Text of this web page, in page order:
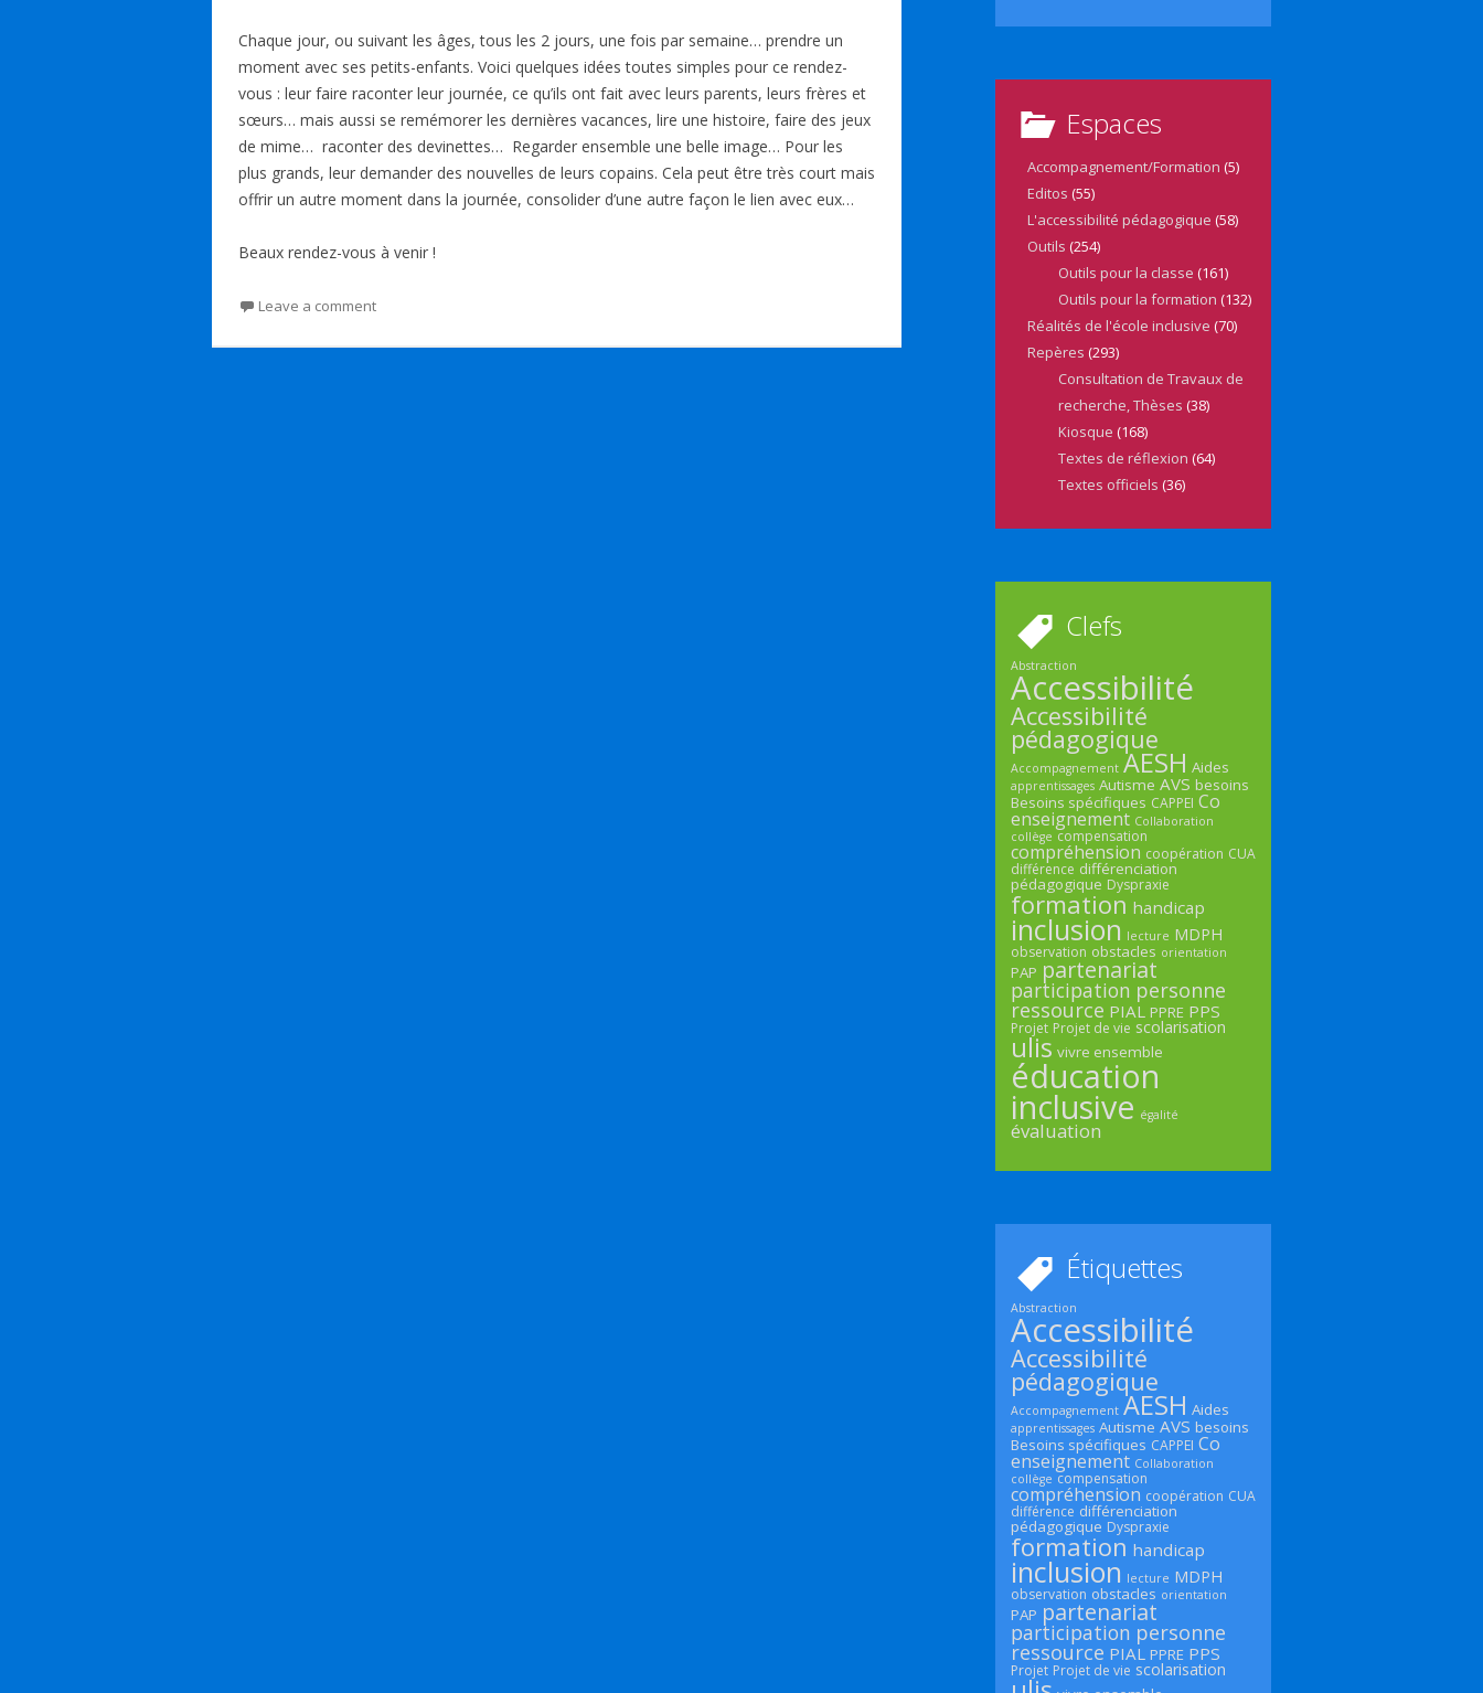
Chaque jour, ou suivant les âges, tous les 2 jours, une fois par semaine… prendre un
moment avec ses petits-enfants. Voici quelques idées toutes simples pour ce rendez-
vous : leur faire raconter leur journée, ce qu’ils ont fait avec leurs parents, leurs frères et
sœurs… mais aussi se remémorer les dernières vacances, lire une histoire, faire des jeux
de mime… raconter des devinettes… Regarder ensemble une belle image… Pour les
plus grands, leur demander des nouvelles de leurs copains. Cela peut être très court mais
offrir un autre moment dans la journée, consolider d’une autre façon le lien avec eux…
Beaux rendez-vous à venir !
Leave a comment
Espaces
Accompagnement/Formation (5)
Editos (55)
L'accessibilité pédagogique (58)
Outils (254)
Outils pour la classe (161)
Outils pour la formation (132)
Réalités de l'école inclusive (70)
Repères (293)
Consultation de Travaux de
recherche, Thèses (38)
Kiosque (168)
Textes de réflexion (64)
Textes officiels (36)
Clefs
Abstraction
Accessibilité
Accessibilité
pédagogique
Accompagnement AESH Aides
apprentissages Autisme AVS besoins
Besoins spécifiques CAPPEI Co
enseignement Collaboration
collège compensation
compréhension coopération CUA
différence différenciation
pédagogique Dyspraxie
formation handicap
inclusion lecture MDPH
observation obstacles orientation
PAP partenariat
participation personne
ressource PIAL PPRE PPS
Projet Projet de vie scolarisation
ulis vivre ensemble
éducation
inclusive égalité
évaluation
Étiquettes
Abstraction
Accessibilité
Accessibilité
pédagogique
Accompagnement AESH Aides
apprentissages Autisme AVS besoins
Besoins spécifiques CAPPEI Co
enseignement Collaboration
collège compensation
compréhension coopération CUA
différence différenciation
pédagogique Dyspraxie
formation handicap
inclusion lecture MDPH
observation obstacles orientation
PAP partenariat
participation personne
ressource PIAL PPRE PPS
Projet Projet de vie scolarisation